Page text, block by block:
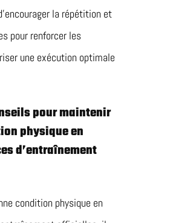
la répétition et
pour renforcer les
une exécution optimale
pour maintenir
physique en
d’entraînement
condition physique en